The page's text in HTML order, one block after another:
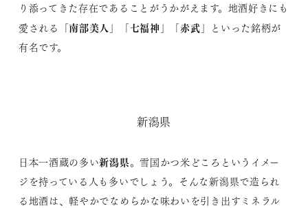
り添ってきた存在であることがうかがえます。地酒好きにも
愛される「南部美人 」「七福神 」「赤武 」といった銘柄が
有名です。
新潟県
日本一酒蔵の多い新潟県。雪国かつ米どころというイメー
ジを持っている人も多いでしょう。そんな新潟県で造られ
る地酒は、軽やかでなめらかな味わいを引き出すミネラル